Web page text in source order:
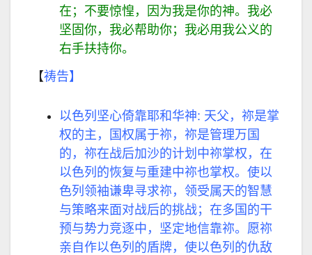
在；不要惊惶，因为我是你的神。我必
坚固你，我必帮助你；我必用我公义的
右手扶持你。
【祷告】
以色列坚心倚靠耶和华神: 天父，祢是掌
权的主，国权属于祢，祢是管理万国
的，祢在战后加沙的计划中祢掌权，在
以色列的恢复与重建中祢也掌权。使以
色列领袖谦卑寻求祢，领受属天的智慧
与策略来面对战后的挑战；在多国的干
预与势力竞逐中，坚定地信靠祢。愿祢
亲自作以色列的盾牌，使以色列的仇敌